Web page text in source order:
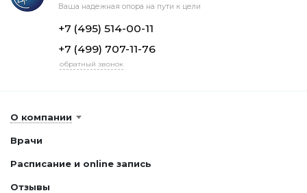
Ваша надежная опора на пути к цели
+7 (495) 514-00-11
+7 (499) 707-11-76
обратный звонок
О компании
Врачи
Расписание и online запись
Отзывы